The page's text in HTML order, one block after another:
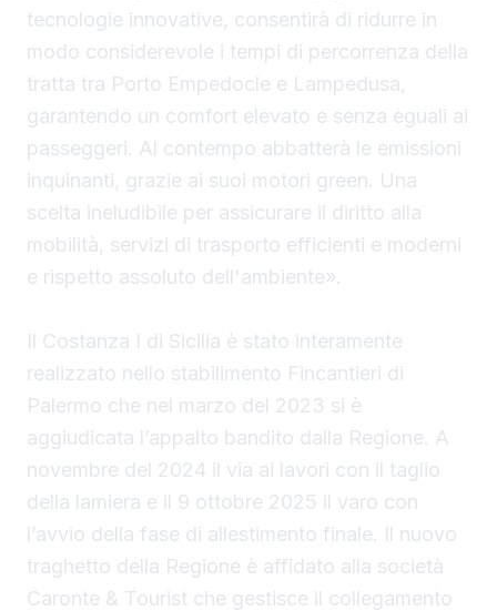
tecnologie innovative, consentirà di ridurre in
modo considerevole i tempi di percorrenza della
tratta tra Porto Empedocle e Lampedusa,
garantendo un comfort elevato e senza eguali ai
passeggeri. Al contempo abbatterà le emissioni
inquinanti, grazie ai suoi motori green. Una
scelta ineludibile per assicurare il diritto alla
mobilità, servizi di trasporto efficienti e moderni
e rispetto assoluto dell'ambiente».
Il Costanza I di Sicilia è stato interamente
realizzato nello stabilimento Fincantieri di
Palermo che nel marzo del 2023 si è
aggiudicata l’appalto bandito dalla Regione. A
novembre del 2024 il via ai lavori con il taglio
della lamiera e il 9 ottobre 2025 il varo con
l’avvio della fase di allestimento finale. Il nuovo
traghetto della Regione è affidato alla società
Caronte & Tourist che gestisce il collegamento